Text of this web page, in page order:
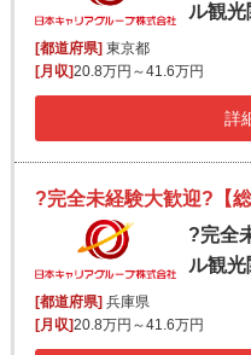
ル観
[都道府県] 東京都
[月収]20.8万円～41.6万円
詳
?完全
ル観
[都道府県]兵庫県
[月収]20.8万円～41.6万円